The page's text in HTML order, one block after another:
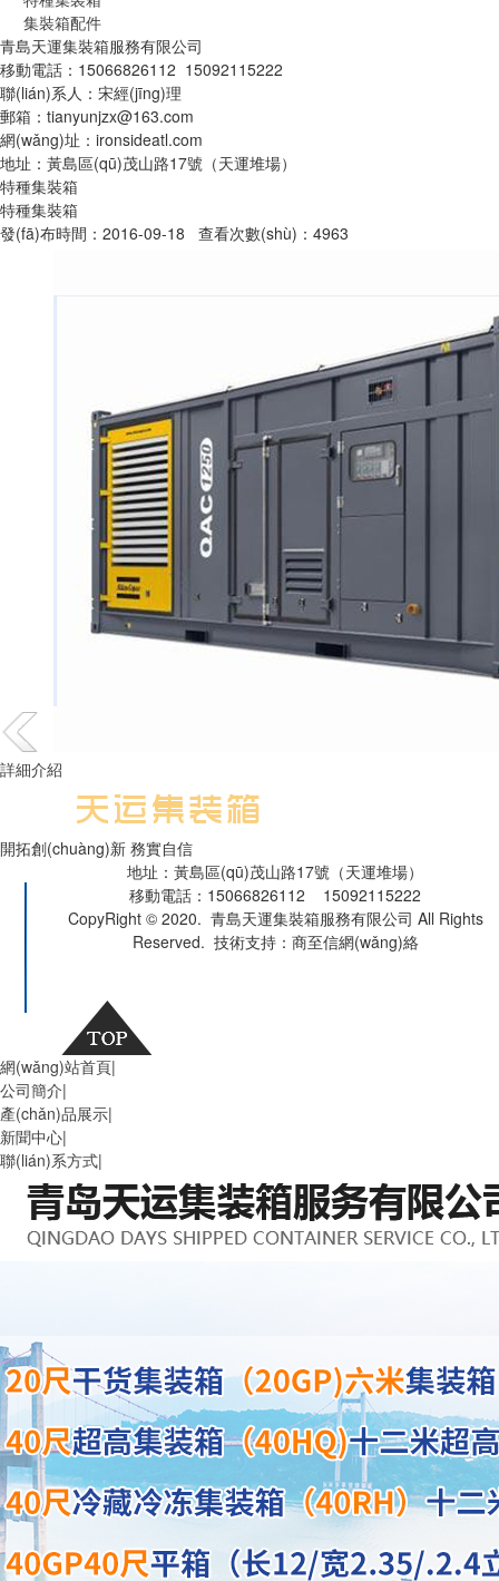
集裝箱配件
青島天運集裝箱服務有限公司
移動電話：15066826112 15092115222
聯(lián)系人：宋經(jīng)理
郵箱：tianyunjzx@163.com
網(wǎng)址：ironsideatl.com
地址：黃島區(qū)茂山路17號（天運堆場）
特種集裝箱
特種集裝箱
發(fā)布時間：2016-09-18 查看次數(shù)：4963
詳細介紹
開拓創(chuàng)新 務實自信
地址：黃島區(qū)茂山路17號（天運堆場）
移動電話：15066826112 15092115222
CopyRight © 2020. 青島天運集裝箱服務有限公司 All Rights
Reserved. 技術支持：商至信網(wǎng)絡
網(wǎng)站首頁|
公司簡介|
產(chǎn)品展示|
新聞中心|
聯(lián)系方式|